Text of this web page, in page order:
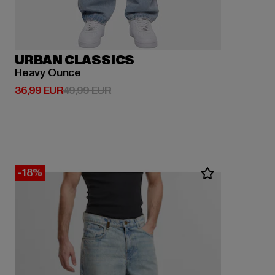
URBAN CLASSICS
Heavy Ounce
36,99 EUR
Derzeitiger Preis: 36,99 EUR
49,99 EURAktionspreis: 49,99 EUR
-18%